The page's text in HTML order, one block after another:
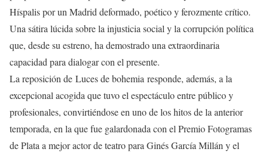
Híspalis por un Madrid deformado, poético y ferozmente crítico.
Una sátira lúcida sobre la injusticia social y la corrupción política
que, desde su estreno, ha demostrado una extraordinaria
capacidad para dialogar con el presente.
La reposición de Luces de bohemia responde, además, a la
excepcional acogida que tuvo el espectáculo entre público y
profesionales, convirtiéndose en uno de los hitos de la anterior
temporada, en la que fue galardonada con el Premio Fotogramas
de Plata a mejor actor de teatro para Ginés García Millán y el